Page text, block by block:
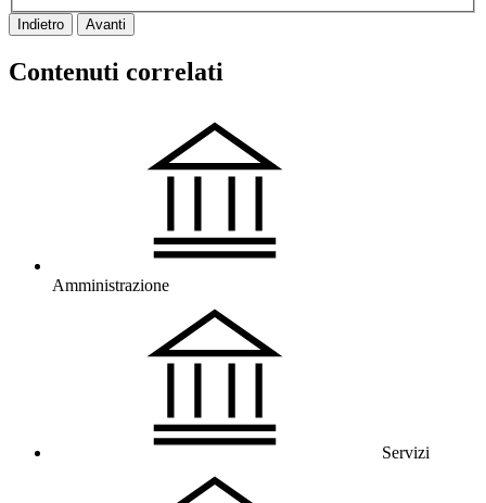
Indietro Avanti
Contenuti correlati
Amministrazione
Servizi